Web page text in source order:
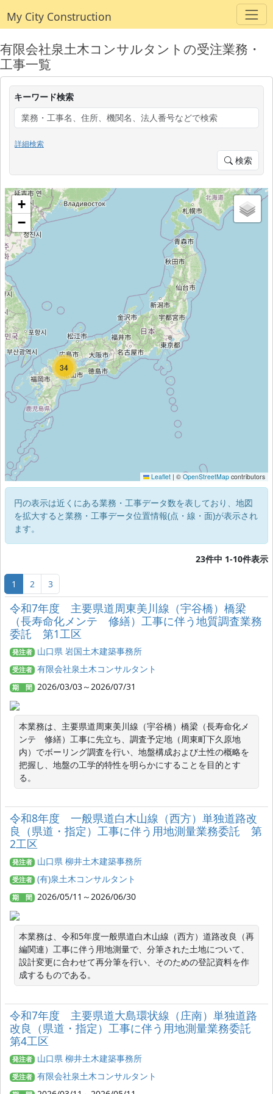
My City Construction
有限会社泉土木コンサルタントの受注業務・
工事一覧
キーワード検索
詳細検索
検索
34
18
+
−
Leaflet | © OpenStreetMap contributors
円の表示は近くにある業務・工事データ数を表しており、地図
を拡大すると業務・工事データ位置情報(点・線・面)が表示され
ます。
23件中 1-10件表示
1 2 3
令和7年度 主要県道周東美川線（宇谷橋）橋梁
（長寿命化メンテ 修繕）工事に伴う地質調査業務
委託 第1工区
発注者 山口県 岩国土木建築事務所
受注者 有限会社泉土木コンサルタント
期 間 2026/03/03～2026/07/31
本業務は、主要県道周東美川線（宇谷橋）橋梁（長寿命化メ
ンテ　修繕）工事に先立ち、調査予定地（周東町下久原地
内）でボーリング調査を行い、地盤構成および土性の概略を
把握し、地盤の工学的特性を明らかにすることを目的とす
る。
令和8年度 一般県道白木山線（西方）単独道路改
良（県道・指定）工事に伴う用地測量業務委託 第
2工区
発注者 山口県 柳井土木建築事務所
受注者 (有)泉土木コンサルタント
期 間 2026/05/11～2026/06/30
本業務は、令和5年度一般県道白木山線（西方）道路改良（再
編関連）工事に伴う用地測量で、分筆された土地について、
設計変更に合わせて再分筆を行い、そのための登記資料を作
成するものである。
令和7年度 主要県道大島環状線（庄南）単独道路
改良（県道・指定）工事に伴う用地測量業務委託
第4工区
発注者 山口県 柳井土木建築事務所
受注者 有限会社泉土木コンサルタント